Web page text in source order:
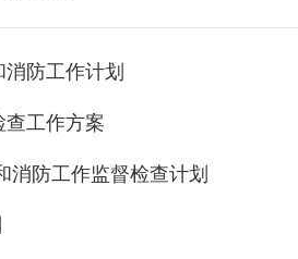
防工作计划
工作方案
防工作监督检查计划